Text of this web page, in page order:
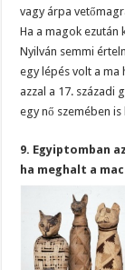
vagy árpa
Ha a magok ezután
Nyilván semmi
egy lépés volt a ma
azzal a 17. századi
egy nő szemében
9. Egyiptomban
ha meghalt a